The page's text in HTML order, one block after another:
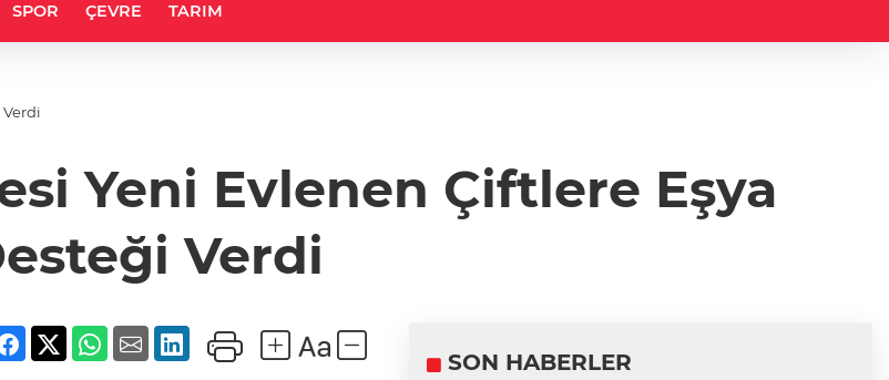
SPOR ÇEVRE TARIM
Yeni Evlenen Çiftlere Eşya
Verdi
SON HABERLER